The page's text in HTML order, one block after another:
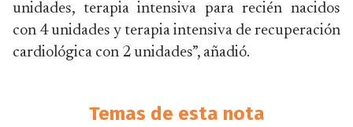
unidades, terapia intensiva para recién nacidos
con 4 unidades y terapia intensiva de recuperación
cardiológica con 2 unidades”, añadió.
Temas de esta nota